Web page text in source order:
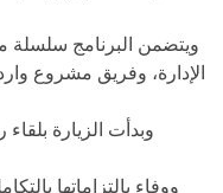
ويتضمن البرنامج سلسلة
الإدارة، وفريق مشروع
وبدأت الزيارة
ووفاء بالتزاماتها